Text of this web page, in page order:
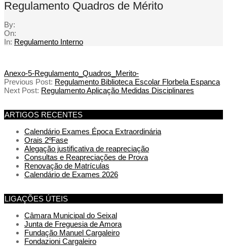
Regulamento Quadros de Mérito
By:
On:
In: Regulamento Interno
Anexo-5-Regulamento_Quadros_Merito-
Previous Post: Regulamento Biblioteca Escolar Florbela Espanca
Next Post: Regulamento Aplicação Medidas Disciplinares
ARTIGOS RECENTES
Calendário Exames Época Extraordinária
Orais 2ºFase
Alegação justificativa de reapreciação
Consultas e Reapreciações de Prova
Renovação de Matrículas
Calendário de Exames 2026
LIGAÇÕES ÚTEIS
Câmara Municipal do Seixal
Junta de Freguesia de Amora
Fundação Manuel Cargaleiro
Fondazioni Cargaleiro